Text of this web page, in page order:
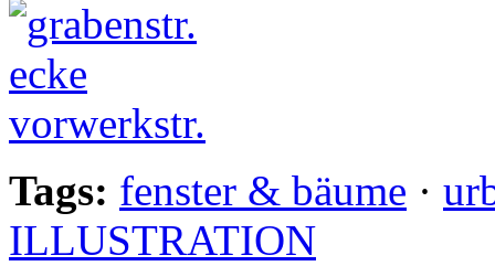
Tags: fenster & bäume ·
ILLUSTRATION